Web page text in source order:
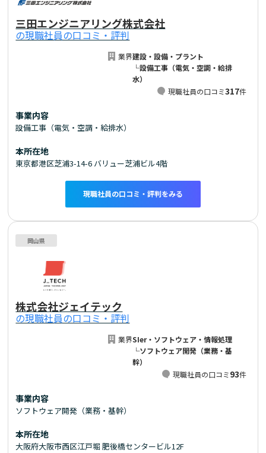
三田エンジニアリング株式会社
の現職社員の口コミ・評判
業界建設・設備・プラント
└設備工事（電気・空調・給排
水）
現職社員の口コミ317件
事業内容
設備工事（電気・空調・給排水）
本所在地
東京都港区芝浦3-14-6 バリュー芝浦ビル4階
現職社員の口コミ・評判をみる
岡山県
株式会社ジェイテック
の現職社員の口コミ・評判
業界SIer・ソフトウェア・情報処理
└ソフトウェア開発（業務・基
幹）
現職社員の口コミ93件
事業内容
ソフトウェア開発（業務・基幹）
本所在地
大阪府大阪市西区江戸堀 肥後橋センタービル12F